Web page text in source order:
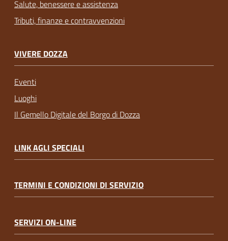
Salute, benessere e assistenza
Tributi, finanze e contravvenzioni
VIVERE DOZZA
Eventi
Luoghi
Il Gemello Digitale del Borgo di Dozza
LINK AGLI SPECIALI
TERMINI E CONDIZIONI DI SERVIZIO
SERVIZI ON-LINE